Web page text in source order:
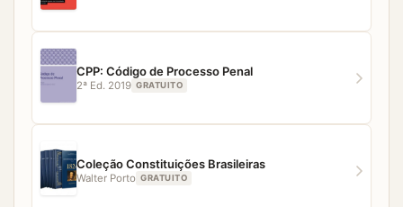
CPP: Código de Processo Penal
2ª Ed. 2019 GRATUITO
Coleção Constituições Brasileiras
Walter Porto GRATUITO